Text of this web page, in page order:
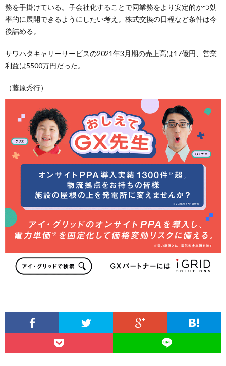
務を手掛けている。子会社化することで同業務をより安定的かつ効
率的に展開できるようにしたい考え。株式交換の日程など条件は今
後詰める。
サワハタキャリーサービスの2021年3月期の売上高は17億円、営業
利益は5500万円だった。
（藤原秀行）